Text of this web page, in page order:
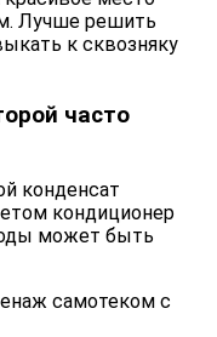
Лучше решить
к сквозняку
часто
конденсат
кондиционер
может быть
самотеком с